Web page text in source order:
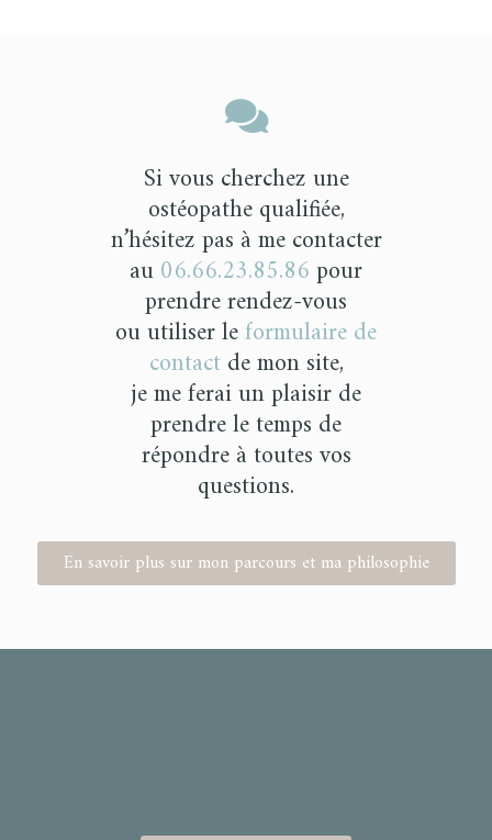
Si vous cherchez une
ostéopathe qualifiée,
n’hésitez pas à me contacter
au06.66.23.85.86pour
prendre rendez-vous
ou utiliser leformulaire de
contactde mon site,
je me ferai un plaisir de
prendre le temps de
répondre à toutes vos
questions.
En savoir plus sur mon parcours et ma philosophie